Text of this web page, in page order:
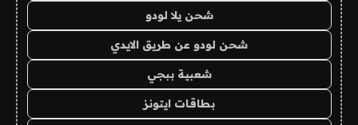
شحن يلا لودو
شحن لودو عن طريق الايدي
شعبية ببجي
بطاقات ايتونز